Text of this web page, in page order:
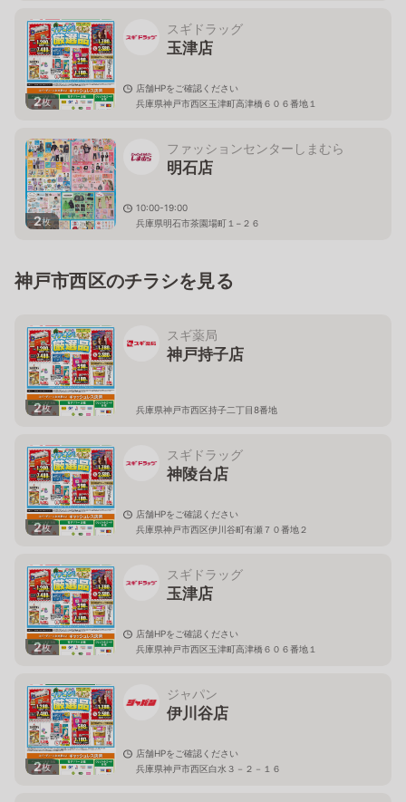
2枚
スギドラッグ
玉津店
店舗HPをご確認ください
兵庫県神戸市西区玉津町高津橋６０６番地１
2枚
ファッションセンターしまむら
明石店
10:00-19:00
兵庫県明石市茶園場町１−２６
神戸市西区のチラシを見る
2枚
スギ薬局
神戸持子店
兵庫県神戸市西区持子二丁目8番地
2枚
スギドラッグ
神陵台店
店舗HPをご確認ください
兵庫県神戸市西区伊川谷町有瀬７０番地２
2枚
スギドラッグ
玉津店
店舗HPをご確認ください
兵庫県神戸市西区玉津町高津橋６０６番地１
2枚
ジャパン
伊川谷店
店舗HPをご確認ください
兵庫県神戸市西区白水３－２－１６